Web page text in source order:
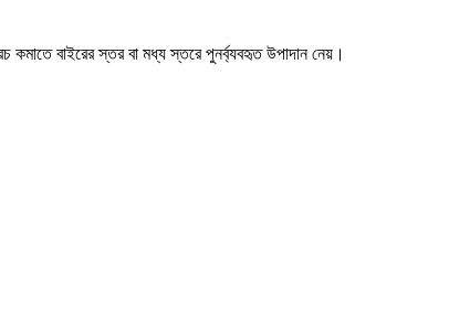
বাইরের স্তর বা মধ্য স্তরে পুনর্ব্যবহৃত উপাদান নেয়।